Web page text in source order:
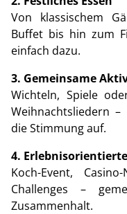
Von klassischem
Buffet bis hin zum
einfach dazu.
3. Gemeinsame
Wichteln, Spiele
Weihnachtsliedern
die Stimmung auf.
4.
Koch-Event,
Challenges –
Zusammenhalt.